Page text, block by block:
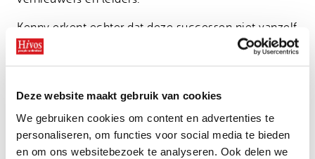
Deze website maakt gebruik van cookies
We gebruiken cookies om content en advertenties te
personaliseren, om functies voor social media te bieden
en om ons websitebezoek te analyseren. Ook delen we
Kenny erkent echter dat deze successen niet vanzelf
kwamen. Er waren beperkte middelen om het
over basisvoorzieningen zoals computers,
elektriciteit of veilige werkplekken. Dat laatste is
extra belangrijk in gevallen van familieafwijzing of
bedreigingen na een coming-out. Dankzij de